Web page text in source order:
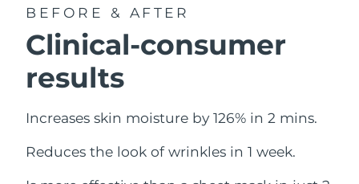
BEFORE & AFTER
Clinical-consumer
results
Increases skin moisture by 126% in 2 mins.
Reduces the look of wrinkles in 1 week.
Liban
Oczekiwany czas dostawy
Luksemburg
11/08/2026
SRA Makau (Chiny)
Oczekiwany czas dostawy